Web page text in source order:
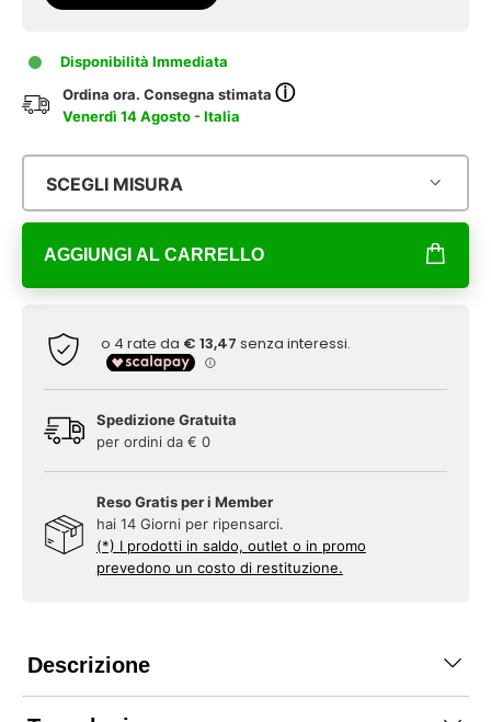
Disponibilità Immediata
Ordina ora. Consegna stimataⓘ
Venerdì 14 Agosto - Italia
SCEGLI MISURA
AGGIUNGI AL CARRELLO
Spedizione Gratuita
per ordini da € 0
Reso Gratis per i Member
hai 14 Giorni per ripensarci.
(*) I prodotti in saldo, outlet o in promo
prevedono un costo di restituzione.
Descrizione